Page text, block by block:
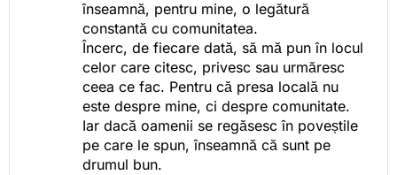
înseamnă, pentru mine, o legătură
constantă cu comunitatea.
Încerc, de fiecare dată, să mă pun în locul
celor care citesc, privesc sau urmăresc
ceea ce fac. Pentru că presa locală nu
este despre mine, ci despre comunitate.
Iar dacă oamenii se regăsesc în poveștile
pe care le spun, înseamnă că sunt pe
drumul bun.